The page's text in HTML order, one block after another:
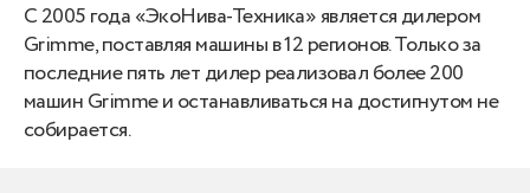
С 2005 года «ЭкоНива-Техника» является дилером
Grimme, поставляя машины в 12 регионов. Только за
последние пять лет дилер реализовал более 200
машин Grimme и останавливаться на достигнутом не
собирается.